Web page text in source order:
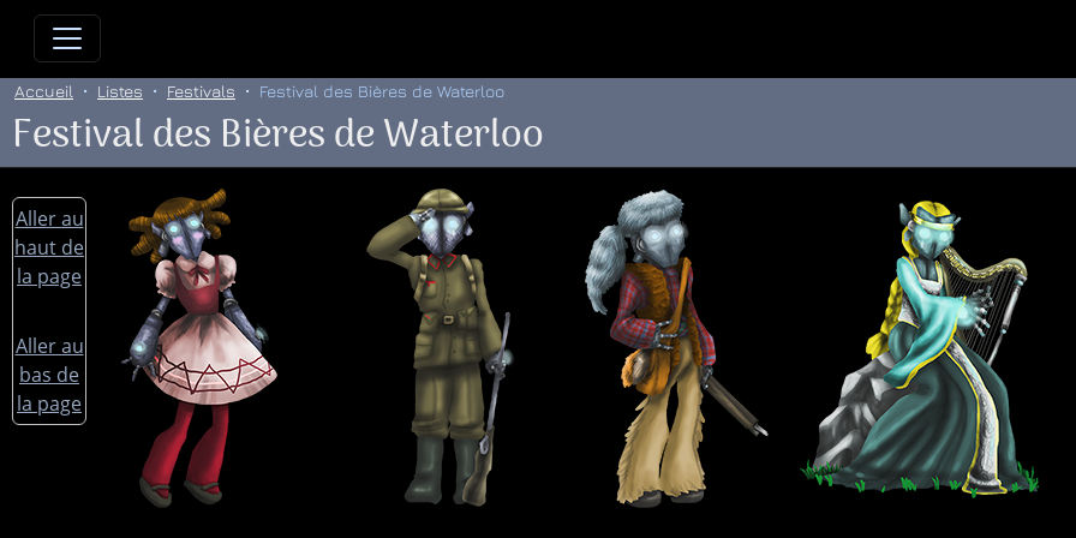
Allez directement au contenu
Accueil Listes Festivals Festival des Bières de Waterloo
Festival des Bières de Waterloo
Aller au
haut de
la page
Aller au
bas de
la page